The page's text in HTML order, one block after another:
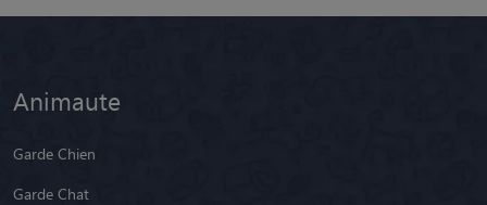
Animaute
Garde Chien
Garde Chat